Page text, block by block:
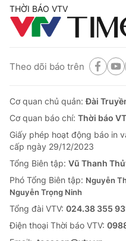
THỜI BÁO VTV
Theo dõi báo trên
Cơ quan chủ quản:Đài
Cơ quan báo chí: Thời báo
Giấy phép hoạt động báo in
cấp ngày 29/12/2023
Tổng Biên tập: Vũ Thanh
Phó Tổng Biên tập: Nguyễn
Nguyễn Trọng Ninh
Tổng đài VTV: 024.38 355
Ðiện thoại Thời báo VTV: